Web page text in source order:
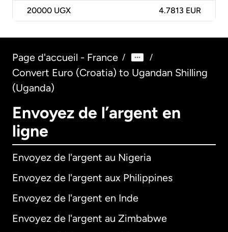
20000 UGX 4.7813 EUR
Page d'accueil - France / /
Convert Euro (Croatia) to Ugandan Shilling
(Uganda)
Envoyez de l’argent en
ligne
Envoyez de l'argent au Nigeria
Envoyez de l'argent aux Philippines
Envoyez de l'argent en Inde
Envoyez de l'argent au Zimbabwe